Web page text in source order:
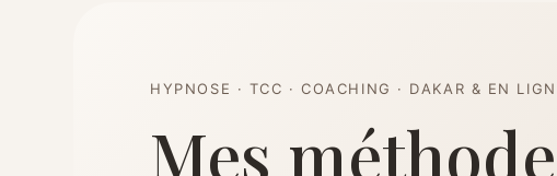
HYPNOSE · TCC · COACHING · DAKAR & EN
Mes